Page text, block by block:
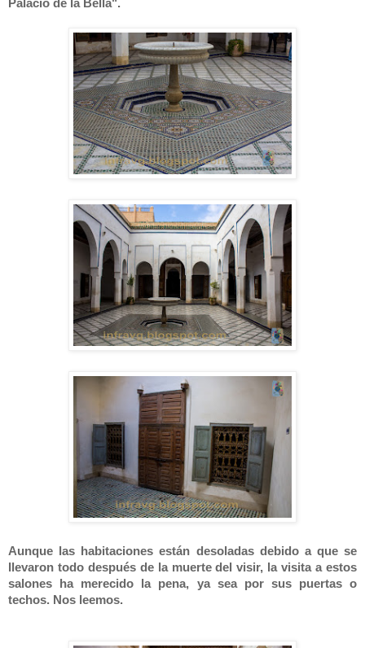
Palacio de la Bella".
Aunque las habitaciones están desoladas debido a que se
llevaron todo después de la muerte del visir, la visita a estos
salones ha merecido la pena, ya sea por sus puertas o
techos. Nos leemos.